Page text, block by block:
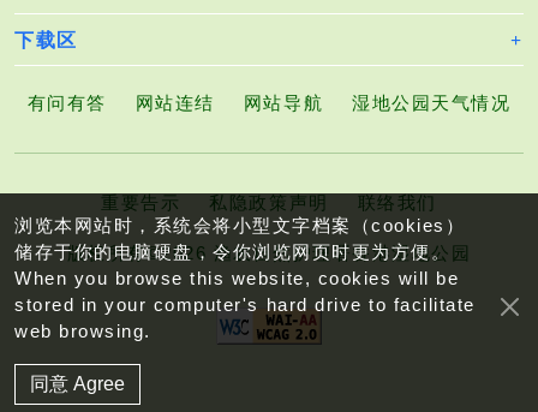
下载区
有问有答 网站连结 网站导航 湿地公园天气情况
重要告示 私隐政策声明 联络我们
版权所有©2026 渔农自然护理署香港湿地公园
浏览本网站时，系统会将小型文字档案（cookies）
储存于你的电脑硬盘，令你浏览网页时更为方便。
When you browse this website, cookies will be
stored in your computer's hard drive to facilitate
web browsing.
同意 Agree